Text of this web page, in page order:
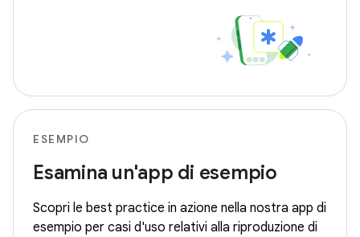
ESEMPIO
Esamina un'app di esempio
Scopri le best practice in azione nella nostra app di
esempio per casi d'uso relativi alla riproduzione di